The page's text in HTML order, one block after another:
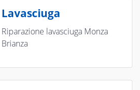
Lavasciuga
Riparazione lavasciuga Monza
Brianza